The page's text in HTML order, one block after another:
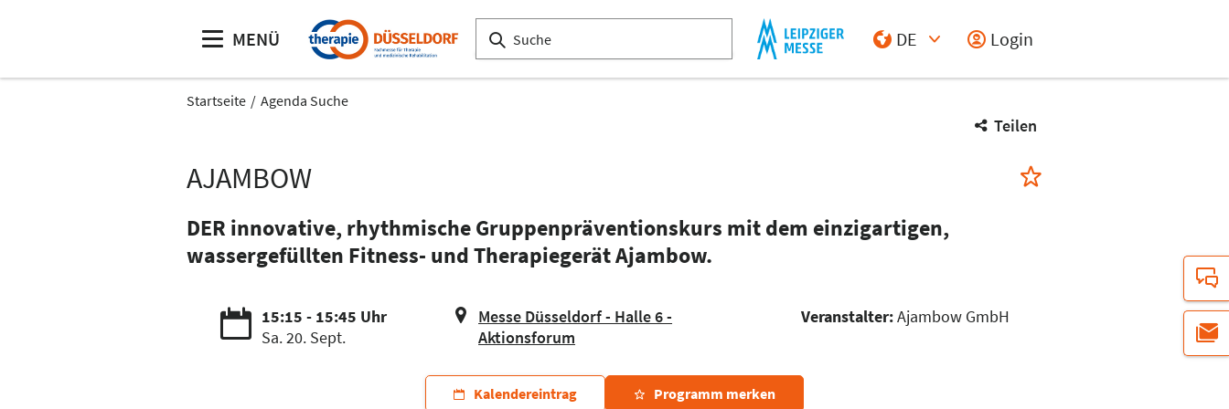
MENÜ
DE
Login
Startseite Agenda Suche
Teilen
AJAMBOW
DER innovative, rhythmische Gruppenpräventionskurs mit dem einzigartigen,
wassergefüllten Fitness- und Therapiegerät Ajambow.
15:15 - 15:45 Uhr
Sa. 20. Sept.
Messe Düsseldorf - Halle 6 -
Aktionsforum
Veranstalter:Ajambow GmbH
Kalendereintrag Programm merken